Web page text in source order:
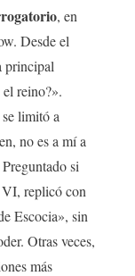
, en
Desde el
principal
reino?».
limitó a
no es a mí a
si
VI, replicó con
Escocia», sin
Otras veces,
más